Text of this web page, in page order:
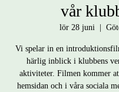
vår
lör 28 juni
  |
Vi spelar in en
härlig inblick i klubbens
aktiviteter. Filmen kommer
hemsidan och i våra sociala